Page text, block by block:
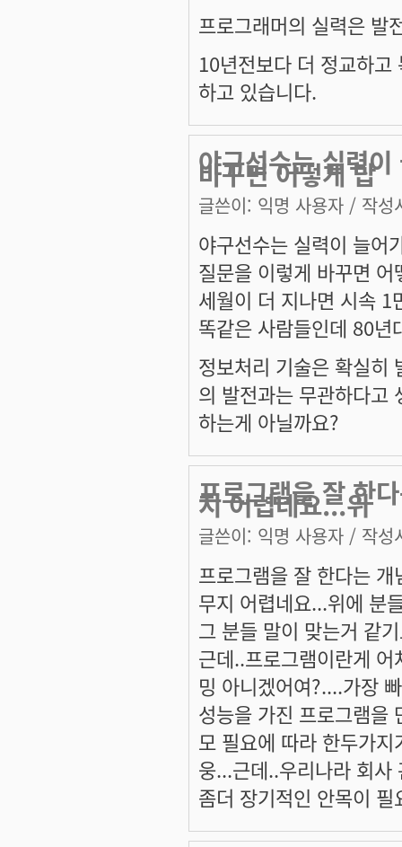
프로그래머의 실력은 발
10년전보다 더 정교하
하고 있습니다.
야구선수는 실력
바꾸면 어떻게 답
글쓴이: 익명 사용자 / 작성
야구선수는 실력이 늘어
질문을 이렇게 바꾸면
세월이 더 지나면 시속
똑같은 사람들인데 80
정보처리 기술은 확실히
의 발전과는 무관하다고
하는게 아닐까요?
프로그램을 잘 한
지 어렵네요...위
글쓴이: 익명 사용자 / 작성
프로그램을 잘 한다는
무지 어렵네요...위에 분
그 분들 말이 맞는거 같
근데..프로그램이란게
밍 아니겠어여?....가장
성능을 가진 프로그램을
모 필요에 따라 한두가
웅...근데..우리나라 회
좀더 장기적인 안목이